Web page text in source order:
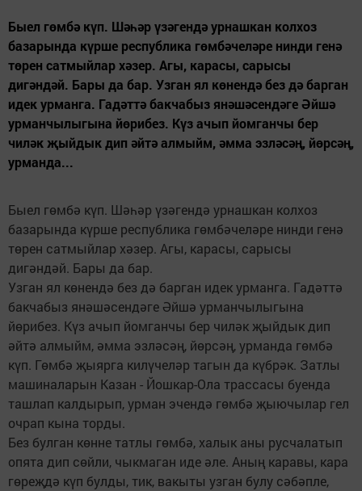
Быел гөмбә күп. Шәһәр үзәгендә урнашкан колхоз
базарында күрше республика гөмбәчеләре нинди генә
төрен сатмыйлар хәзер. Агы, карасы, сарысы
дигәндәй. Бары да бар. Узган ял көнендә без дә барган
идек урманга. Гадәттә бакчабыз янәшәсендәге Әйшә
урманчылыгына йөрибез. Күз ачып йомганчы бер
чиләк җыйдык дип әйтә алмыйм, әмма эзләсәң, йөрсәң,
урманда...
Быел гөмбә күп. Шәһәр үзәгендә урнашкан колхоз
базарында күрше республика гөмбәчеләре нинди генә
төрен сатмыйлар хәзер. Агы, карасы, сарысы
дигәндәй. Бары да бар.
Узган ял көнендә без дә барган идек урманга. Гадәттә
бакчабыз янәшәсендәге Әйшә урманчылыгына
йөрибез. Күз ачып йомганчы бер чиләк җыйдык дип
әйтә алмыйм, әмма эзләсәң, йөрсәң, урманда гөмбә
күп. Гөмбә җыярга килүчеләр тагын да күбрәк. Затлы
машиналарын Казан - Йошкар-Ола трассасы буенда
ташлап калдырып, урман эчендә гөмбә җыючылар гел
очрап кына торды.
Без булган көнне татлы гөмбә, халык аны русчалатып
опята дип сөйли, чыкмаган иде әле. Аның каравы, кара
гөреҗдә күп булды, тик, вакыты узган булу сәбәпле,